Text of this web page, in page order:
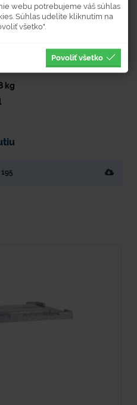
kg
l
webu potrebujeme váš súhlas
Súhlas udelíte kliknutím na
všetko".
Povoliť všetko